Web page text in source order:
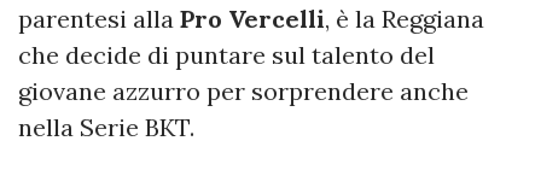
parentesi alla Pro Vercelli, è la Reggiana
che decide di puntare sul talento del
giovane azzurro per sorprendere anche
nella Serie BKT.